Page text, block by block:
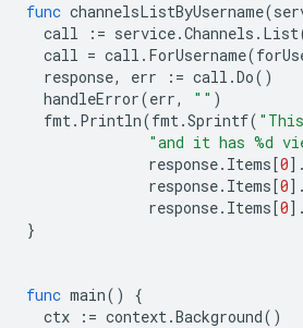
func channelsListByUsername(
call
:= service.Channels . List
call = call . ForUsername(
response, err := call .Do()
handleError(err, "" )
fmt. Println(fmt.Sprintf(
"and it has %d
response. Items[0].
response. Items[0].
response. Items[0].
}
func main()
{
ctx
:= context.Background()